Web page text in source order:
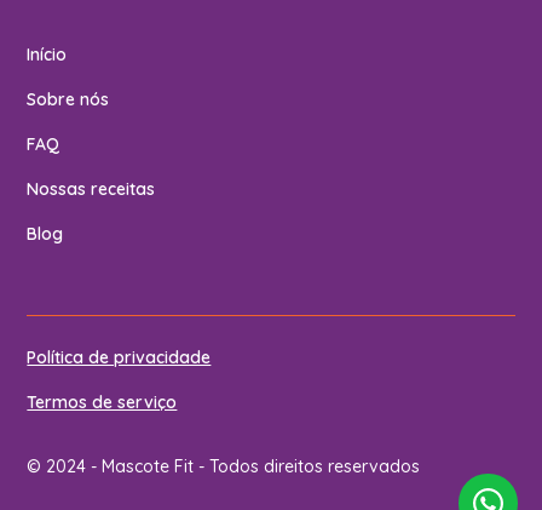
Início
Sobre nós
FAQ
Nossas receitas
Blog
© 2024 - Mascote Fit - Todos direitos reservados
Política de privacidade
Termos de serviço